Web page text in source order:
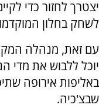
יצטרך לחזור כדי
לשחק בחלון
עם זאת, מנהלה
יוכל ללבוש את מדי
שבצ'כיה.